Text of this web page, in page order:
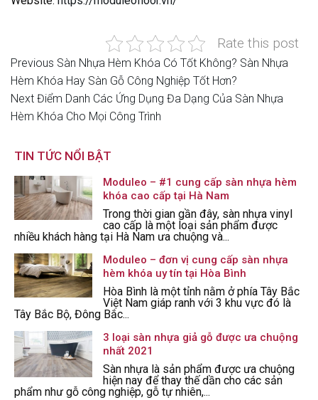
Rate this post
Điều
hướng
bài
viết
Previous
Post
Previous Sàn Nhựa Hèm Khóa Có Tốt Không? Sàn Nhựa
Hèm Khóa Hay Sàn Gỗ Công Nghiệp Tốt Hơn?
Next
Post
Next Điểm Danh Các Ứng Dụng Đa Dạng Của Sàn Nhựa
Hèm Khóa Cho Mọi Công Trình
TIN TỨC NỔI BẬT
Moduleo – #1 cung cấp sàn nhựa hèm
khóa cao cấp tại Hà Nam
Trong thời gian gần đây, sàn nhựa vinyl
cao cấp là một loại sản phẩm được
nhiều khách hàng tại Hà Nam ưa chuộng và...
Moduleo – đơn vị cung cấp sàn nhựa
hèm khóa uy tín tại Hòa Bình
Hòa Bình là một tỉnh nằm ở phía Tây Bắc
Việt Nam giáp ranh với 3 khu vực đó là
Tây Bắc Bộ, Đông Bắc...
3 loại sàn nhựa giả gỗ được ưa chuộng
nhất 2021
Sàn nhựa là sản phẩm được ưa chuộng
hiện nay để thay thế dần cho các sản
phẩm như gỗ công nghiệp, gỗ tự nhiên,...